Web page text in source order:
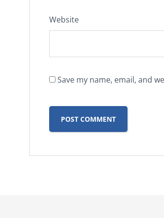
Website
Save my name, email, and